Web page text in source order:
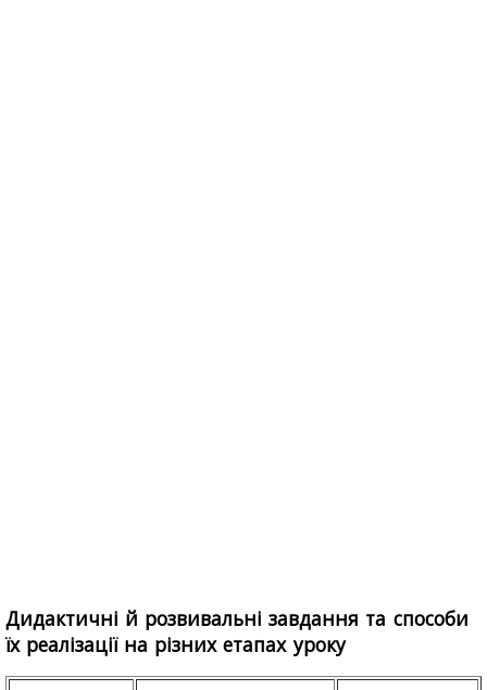
Дидактичні й розвивальні завдання та способи
їх реалізації на різних етапах уроку